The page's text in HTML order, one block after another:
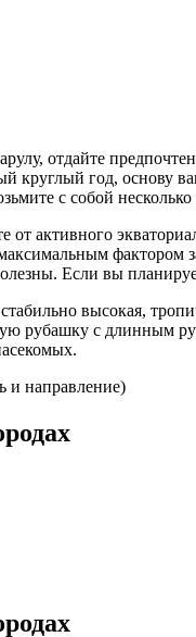
, отдайте
круглый год, основу
с собой
от активного
фактором
Если вы
стабильно высокая,
рубашку с длинным
и направление)